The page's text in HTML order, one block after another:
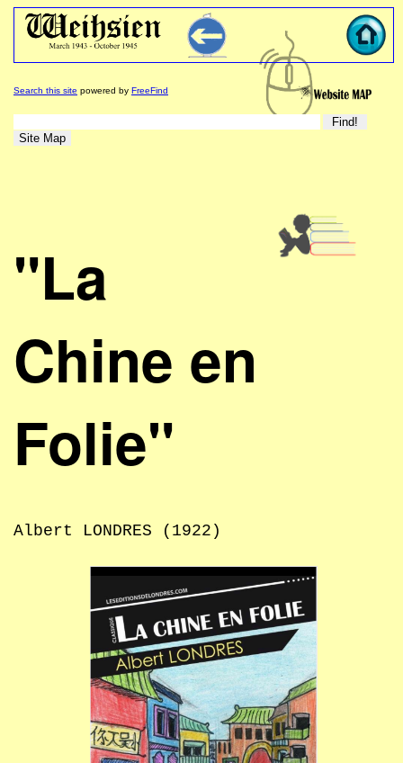
Search this site powered by FreeFind
"La
Chine en
Folie"
Albert LONDRES (1922)